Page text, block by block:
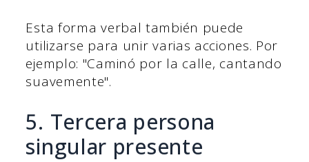
Esta forma verbal también puede
utilizarse para unir varias acciones. Por
ejemplo: "Caminó por la calle, cantando
suavemente".
5. Tercera persona
singular presente